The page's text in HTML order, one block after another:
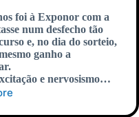
foi à Exponor com a
num desfecho tão
e, no dia do sorteio,
ganho a
e nervosismo…